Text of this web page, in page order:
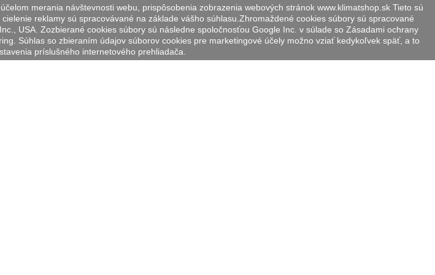
merania návštevnosti webu, prispôsobenia zobrazenia webových stránok www.klimatshop.sk Tieto sú
reklamy sú spracovávané na základe vášho súhlasu.Zhromaždené cookies súbory sú spracované
USA. Zozbierané cookies súbory sú následne spoločnosťou Google Inc. v súlade so Zásadami ochrany
Súhlas so zbieraním údajov súborov cookies pre marketingové účely možno vziať kedykoľvek späť, a to
príslušného internetového prehliadača.